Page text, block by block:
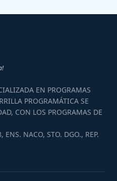
EN PROGRAMAS
PROGRAMÁTICA SE
CON LOS PROGRAMAS DE
ENS. NACO, STO. DGO., REP.